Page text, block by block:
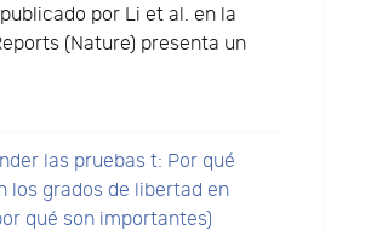
por Li et al. en la
(Nature) presenta un
las pruebas t: Por qué
los grados de libertad en
qué son importantes)